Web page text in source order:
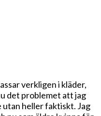
verkligen i kläder,
det problemet att jag
utan heller faktiskt. Jag